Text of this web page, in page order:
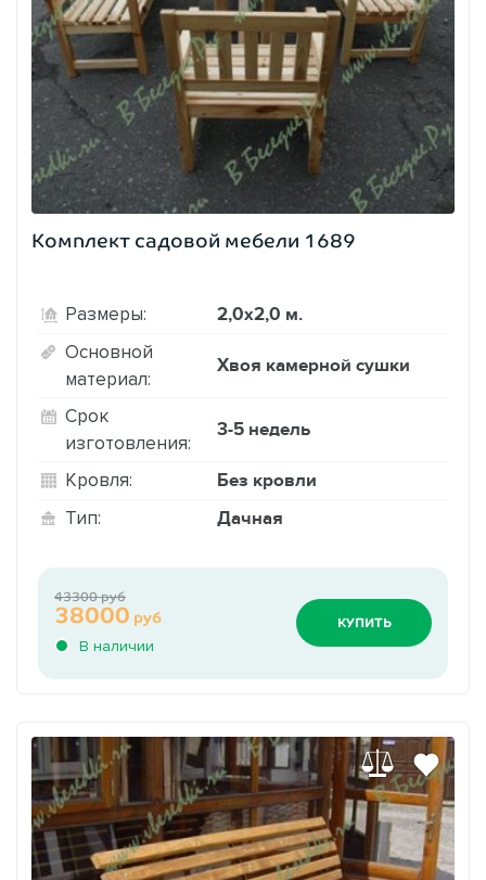
Комплект садовой мебели 1689
Размеры: 2,0х2,0 м.
Основной
материал:
Хвоя камерной сушки
Срок
изготовления:
3-5 недель
Кровля: Без кровли
Тип: Дачная
В наличии
38000 руб
43300 руб
КУПИТЬ